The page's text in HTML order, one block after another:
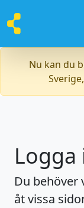
Nu kan du
Logga
Du behöver
åt vissa